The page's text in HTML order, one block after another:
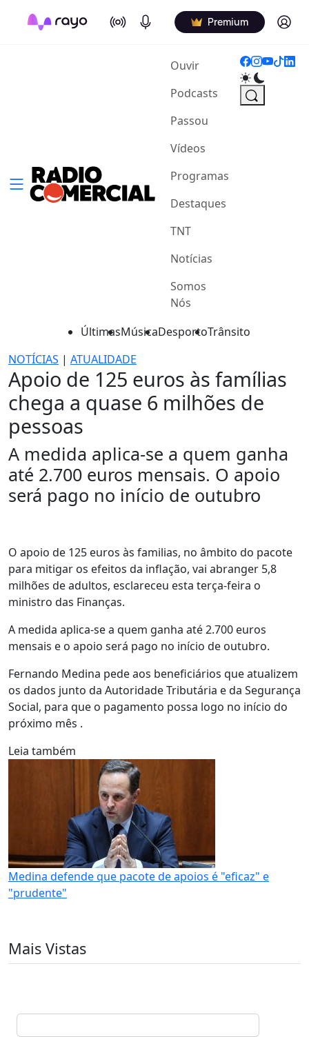
On Air Podcasts Premium Log in
Ouvir(current)
Podcasts
Passou
Vídeos
Programas
Destaques
TNT
Notícias
Somos
Nós
ÚltimasMúsicaDesportoTrânsito
NOTÍCIAS | ATUALIDADE
Apoio de 125 euros às famílias
chega a quase 6 milhões de
pessoas
A medida aplica-se a quem ganha
até 2.700 euros mensais. O apoio
será pago no início de outubro
O apoio de 125 euros às familias, no âmbito do pacote
para mitigar os efeitos da inflação, vai abranger 5,8
milhões de adultos, esclareceu esta terça-feira o
ministro das Finanças.
A medida aplica-se a quem ganha até 2.700 euros
mensais e o apoio será pago no início de outubro.
Fernando Medina pede aos beneficiários que atualizem
os dados junto da Autoridade Tributária e da Segurança
Social, para que o pagamento possa logo no início do
próximo mês .
Leia também
Medina defende que pacote de apoios é "eficaz" e
"prudente"
Mais Vistas